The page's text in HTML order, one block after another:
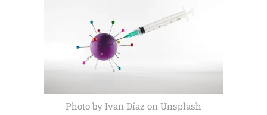
Photo by Ivan Díaz on Unsplash